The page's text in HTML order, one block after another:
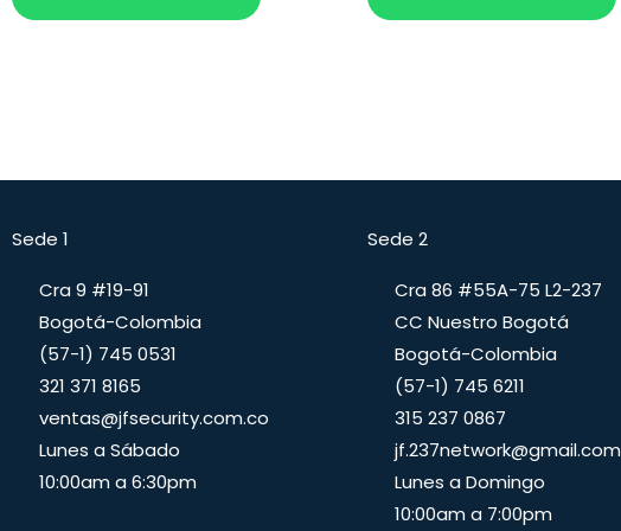
Sede 1
Cra 9 #19-91
Bogotá-Colombia
(57-1) 745 0531
321 371 8165
ventas@jfsecurity.com.co
Lunes a Sábado
10:00am a 6:30pm
Sede 2
Cra 86 #55A-75 L2-237
CC Nuestro Bogotá
Bogotá-Colombia
(57-1) 745 6211
315 237 0867
jf.237network@gmail.com
Lunes a Domingo
10:00am a 7:00pm